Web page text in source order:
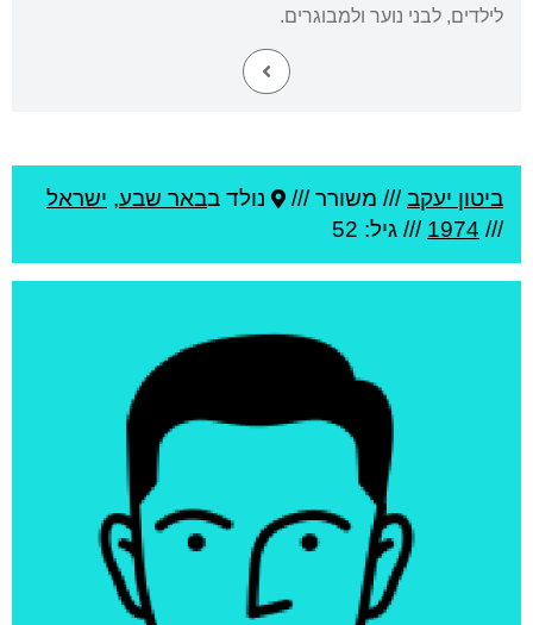
לילדים, לבני נוער ולמבוגרים.
ביטון יעקב/// משורר /// נולד בבאר שבע, ישראל
///
1974 /// גיל: 52